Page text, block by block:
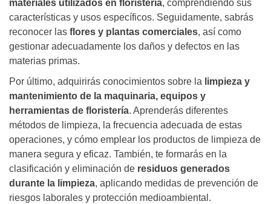
materiales utilizados en floristería, comprendiendo sus
características y usos específicos. Seguidamente, sabrás
reconocer las flores y plantas comerciales, así como
gestionar adecuadamente los daños y defectos en las
materias primas.
Por último, adquirirás conocimientos sobre la limpieza y
mantenimiento de la maquinaria, equipos y
herramientas de floristería. Aprenderás diferentes
métodos de limpieza, la frecuencia adecuada de estas
operaciones, y cómo emplear los productos de limpieza de
manera segura y eficaz. También, te formarás en la
clasificación y eliminación de residuos generados
durante la limpieza, aplicando medidas de prevención de
riesgos laborales y protección medioambiental.